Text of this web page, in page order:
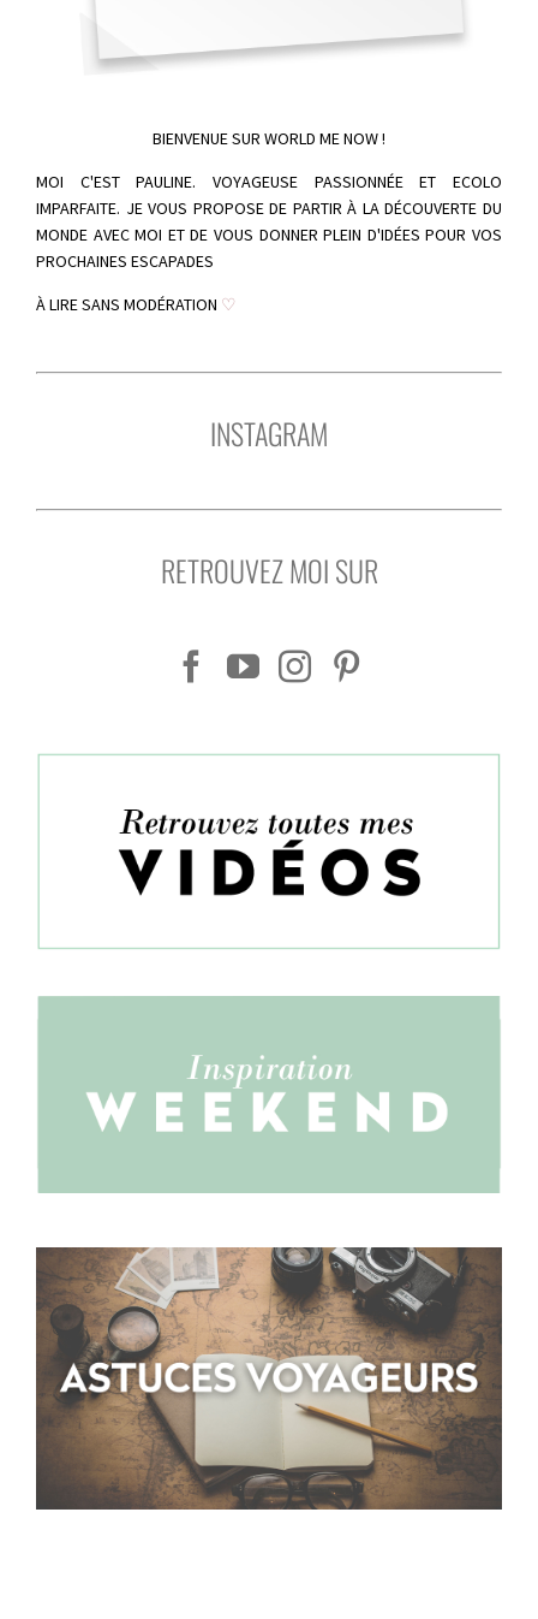
BIENVENUE SUR WORLD ME NOW !
MOI C'EST PAULINE. VOYAGEUSE PASSIONNÉE ET ECOLO
IMPARFAITE. JE VOUS PROPOSE DE PARTIR À LA DÉCOUVERTE DU
MONDE AVEC MOI ET DE VOUS DONNER PLEIN D'IDÉES POUR VOS
PROCHAINES ESCAPADES
À LIRE SANS MODÉRATION ♡
INSTAGRAM
RETROUVEZ MOI SUR